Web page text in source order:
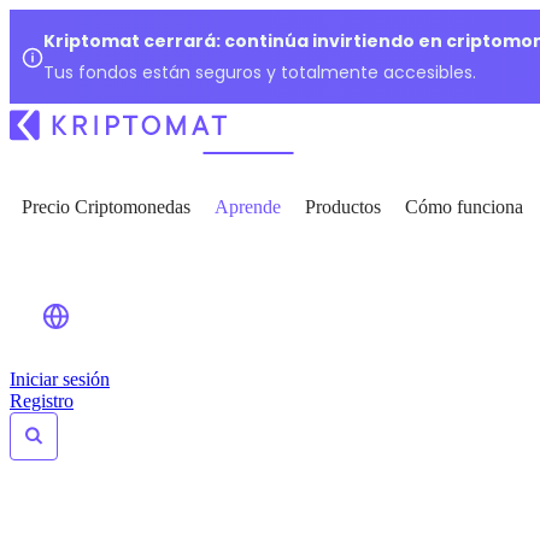
Kriptomat cerrará: continúa invirtiendo en
Tus fondos están seguros y totalmente accesibles.
Precio Criptomonedas Aprende Productos Cómo funciona
Iniciar sesión
Registro